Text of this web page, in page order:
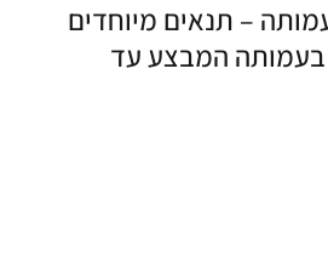
– תנאים מיוחדים
בעמותה המבצע עד